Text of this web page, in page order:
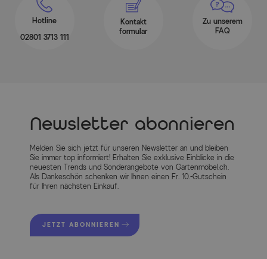
Hotline
02801 3713 111
Kontakt
formular
Zu unserem
FAQ
Newsletter abonnieren
Melden Sie sich jetzt für unseren Newsletter an und bleiben
Sie immer top informiert! Erhalten Sie exklusive Einblicke in die
neuesten Trends und Sonderangebote von Gartenmöbel.ch.
Als Dankeschön schenken wir Ihnen einen Fr. 10.-Gutschein
für Ihren nächsten Einkauf.
JETZT ABONNIEREN